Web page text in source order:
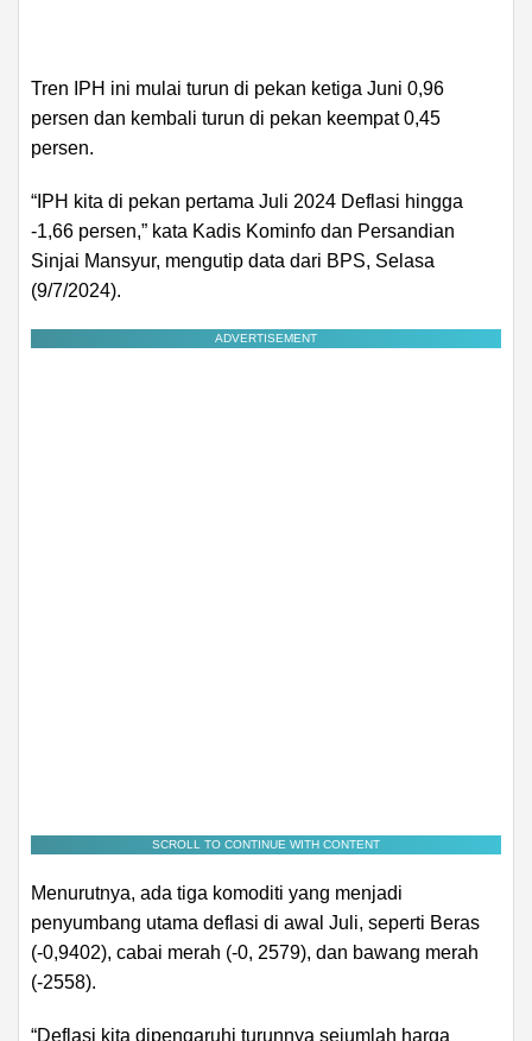
Tren IPH ini mulai turun di pekan ketiga Juni 0,96
persen dan kembali turun di pekan keempat 0,45
persen.
“IPH kita di pekan pertama Juli 2024 Deflasi hingga
-1,66 persen,” kata Kadis Kominfo dan Persandian
Sinjai Mansyur, mengutip data dari BPS, Selasa
(9/7/2024).
ADVERTISEMENT
SCROLL TO CONTINUE WITH CONTENT
Menurutnya, ada tiga komoditi yang menjadi
penyumbang utama deflasi di awal Juli, seperti Beras
(-0,9402), cabai merah (-0, 2579), dan bawang merah
(-2558).
“Deflasi kita dipengaruhi turunnya sejumlah harga